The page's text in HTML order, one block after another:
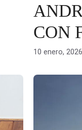
CON
10 enero, 2026